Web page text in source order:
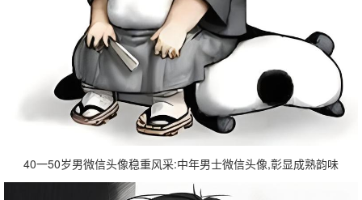
40一50岁男微信头像稳重风采:中年男士微信头像,彰显成熟韵味